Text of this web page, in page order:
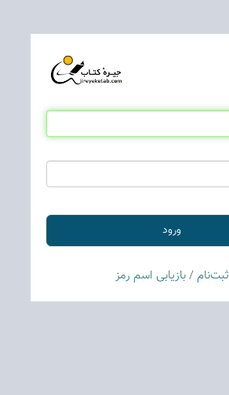
ثبت‌نام/بازیابی اسم رمز